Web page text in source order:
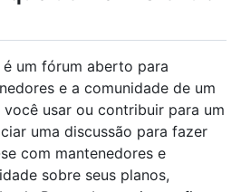
um fórum aberto para
e a comunidade de um
usar ou contribuir para um
uma discussão para fazer
com mantenedores e
sobre seus planos,